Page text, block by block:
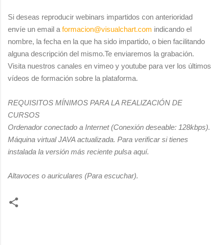
Si deseas reproducir webinars impartidos con anterioridad
envíe un email a formacion@visualchart.com indicando el
nombre, la fecha en la que ha sido impartido, o bien facilitando
alguna descripción del mismo.Te enviaremos la grabación.
Visita nuestros canales en vimeo y youtube para ver los últimos
vídeos de formación sobre la plataforma.
REQUISITOS MÍNIMOS PARA LA REALIZACIÓN DE
CURSOS
Ordenador conectado a Internet (Conexión deseable: 128kbps).
Máquina virtual JAVA actualizada. Para verificar si tienes
instalada la versión más reciente pulsa aquí.
Altavoces o auriculares (Para escuchar).